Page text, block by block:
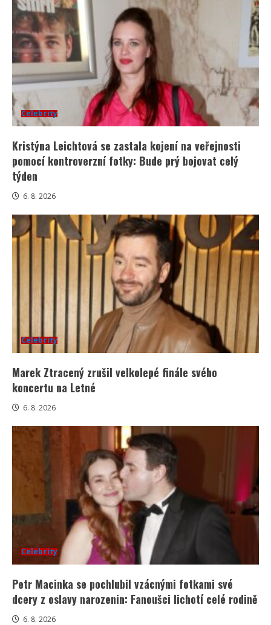
Celebrity
Kristýna Leichtová se zastala kojení na veřejnosti
pomocí kontroverzní fotky: Bude prý bojovat celý
týden
6. 8. 2026
Celebrity
Marek Ztracený zrušil velkolepé finále svého
koncertu na Letné
6. 8. 2026
Celebrity
Petr Macinka se pochlubil vzácnými fotkami své
dcery z oslavy narozenin: Fanoušci lichotí celé rodině
6. 8. 2026